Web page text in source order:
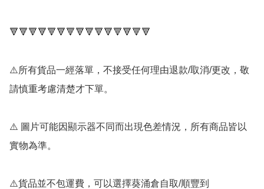
🔻🔻🔻🔻🔻🔻🔻🔻🔻🔻🔻🔻🔻🔻🔻
⚠️所有貨品一經落單，不接受任何理由退款/取消/更改，敬
請慎重考慮清楚才下單。
⚠️ 圖片可能因顯示器不同而出現色差情況，所有商品皆以
實物為準。
⚠️貨品並不包運費，可以選擇葵涌倉自取/順豐到